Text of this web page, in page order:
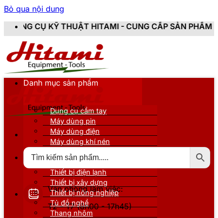
Bỏ qua nội dung
HITAMI - CUNG CẤP SẢN PHẨM CHÍNH HÃNG, MỚI
Văn phòng làm việc:
T2 - T7 (8h00 - 17h45)
Danh mục sản phẩm
Dụng cụ cầm tay
Máy dùng pin
Máy dùng điện
Máy dùng khí nén
Thiết bị nâng đỡ
Thiết bị điện lạnh
Thiết bị xây dựng
Thiết bị nông nghiệp
Tủ đồ nghề
Thang nhôm